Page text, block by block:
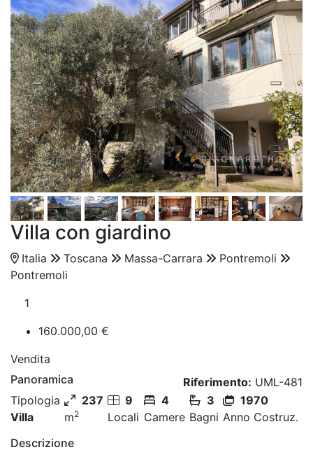
Villa con giardino
Italia Toscana Massa-Carrara
Pontremoli
Pontremoli
1
160.000,00 €
Vendita
Panoramica
Riferimento: UML-481
Tipologia
Villa
237
m2
9
Locali
4
Camere
3
Bagni
1970
Anno Costruz.
Descrizione